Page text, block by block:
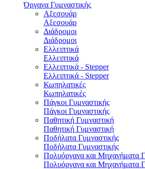
Όργανα Γυμναστικής
Αξεσουάρ
Αξεσουάρ
Διάδρομοι
Διάδρομοι
Ελλειπτικά
Ελλειπτικά
Ελλειπτικά - Stepper
Ελλειπτικά - Stepper
Κωπηλατικές
Κωπηλατικές
Πάγκοι Γυμναστικής
Πάγκοι Γυμναστικής
Παθητική Γυμναστική
Παθητική Γυμναστική
Ποδήλατα Γυμναστικής
Ποδήλατα Γυμναστικής
Πολυόργανα και Μηχανήματα
Πολυόργανα και Μηχανήματα